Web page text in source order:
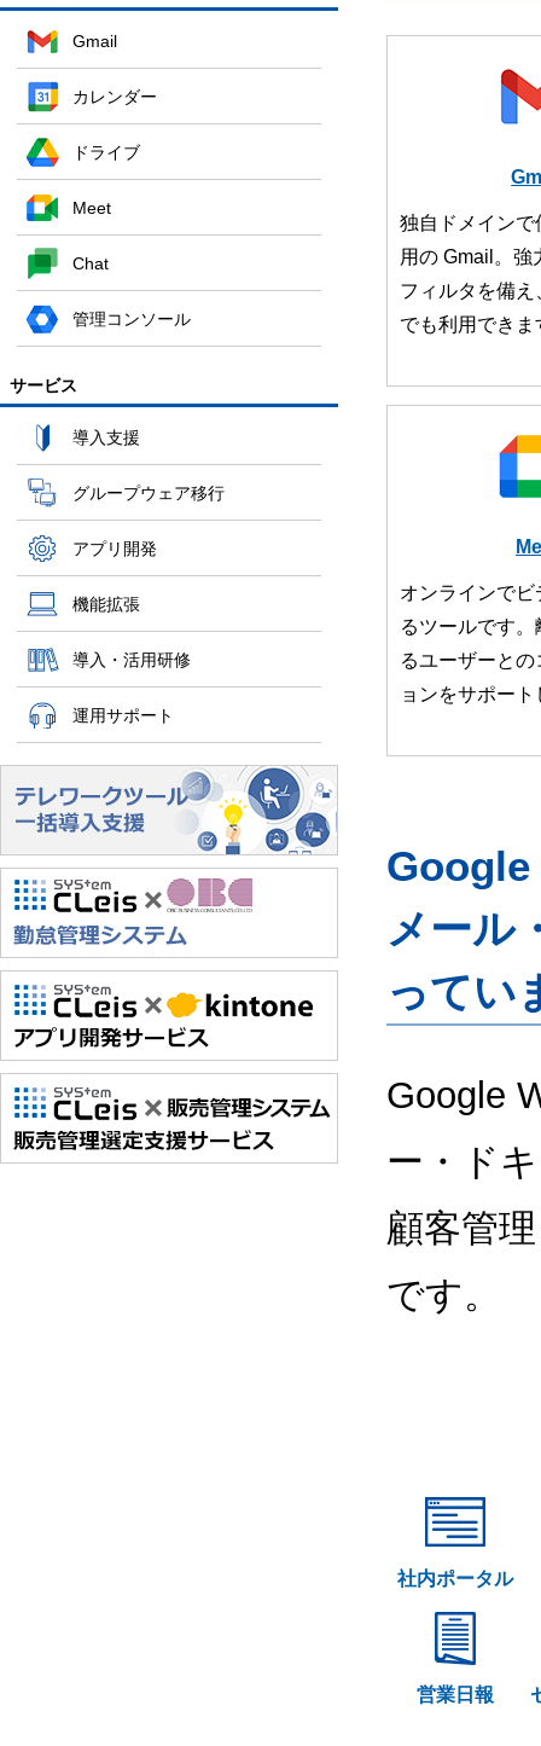
Gmail
カレンダー
ドライブ
Meet
Chat
管理コンソール
サービス
導入支援
グループウェア移行
アプリ開発
機能拡張
導入・活用研修
運用サポート
独自ドメイン
用の Gmail。強
フィルタを備
でも利用できま
オンラインで
るツールです
るユーザーと
ョンをサポー
Google
メール
ってい
Google
ー・ド
顧客管
です。
社内ポータル
営業日報